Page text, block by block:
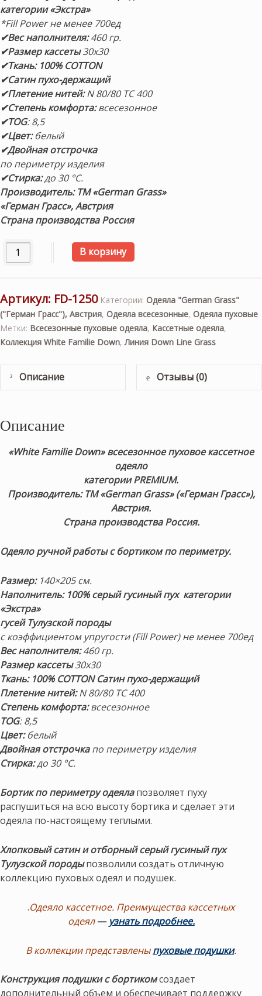
категории «Экстра»
*Fill Powerне менее 700ед
✔Вес наполнителя:460 гр.
✔Размер кассеты30х30
✔Ткань: 100% COTTON
✔Сатин пухо-держащий
✔Плетение нитей:N 80/80 TC 400
✔Степень комфорта:всесезонное
✔TOG: 8,5
✔Цвет:белый
✔Двойная отстрочка
по периметру изделия
✔Стирка:до 30 °С.
Производитель: ТМ «German Grass»
«Герман Грасс», Австрия
Страна производства Россия
Количество товара «White Familie Down» 140×205см.
В корзину
Артикул: FD-1250 Категории: Одеяла "German Grass"
("Герман Грасс"), Австрия, Одеяла всесезонные, Одеяла пуховые
Метки: Всесезонные пуховые одеяла, Кассетные одеяла,
Коллекция White Familie Down,Линия Down Line Grass
Описание Отзывы (0)
Описание
«White Familie Down» всесезонное пуховое кассетное
одеяло
категории PREMIUM.
Производитель: ТМ «German Grass» («Герман Грасс»),
Австрия.
Страна производства Россия.
Одеяло ручной работыс бортиком попериметру.
Размер:140×205 см.
Наполнитель: 100% серый гусиный пух категории
«Экстра»
гусей Тулузской породы
с коэффициентом упругости (Fill Power)не менее 700ед
Вес наполнителя:460 гр.
Размер кассеты30х30
Ткань: 100% COTTONСатин пухо-держащий
Плетение нитей:N 80/80 TC 400
Степень комфорта:всесезонное
TOG: 8,5
Цвет:белый
Двойная отстрочкапо периметру изделия
Стирка:до 30 °С.
Бортик по периметру одеялапозволяет пуху
распушиться на всю высоту бортика и сделает эти
одеяла по-настоящему теплыми.
Хлопковый сатин и отборный серый гусиный пух
Тулузской породыпозволили создать отличную
коллекцию пуховых одеял и подушек.
.Одеяло кассетное. Преимущества кассетных
одеял— узнать подробнее.
В коллекции представленыпуховые подушки.
Конструкция подушки с бортикомсоздает
дополнительный объем и обеспечивает поддержку